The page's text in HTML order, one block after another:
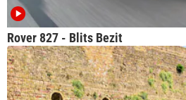
Rover 827 - Blits Bezit